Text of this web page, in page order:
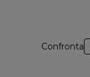
Confronta